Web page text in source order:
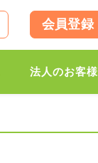
会員登録
法人のお客様